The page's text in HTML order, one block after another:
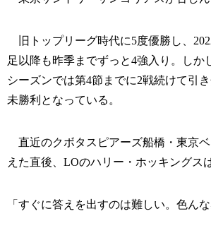
旧トップリーグ時代に5度優勝し、
足以降も昨季までずっと4強入り。しか
シーズンでは第4節までに2戦続けて引
未勝利となっている。
直近のクボタスピアーズ船橋・東京ベ
えた直後、LOのハリー・ホッキングス
「すぐに答えを出すのは難しい。色ん